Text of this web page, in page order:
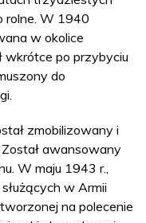
rolne. W 1940
w okolice
wkrótce po przybyciu
do
zmobilizowany i
awansowany
W maju 1943 r.,
w Armii
na polecenie